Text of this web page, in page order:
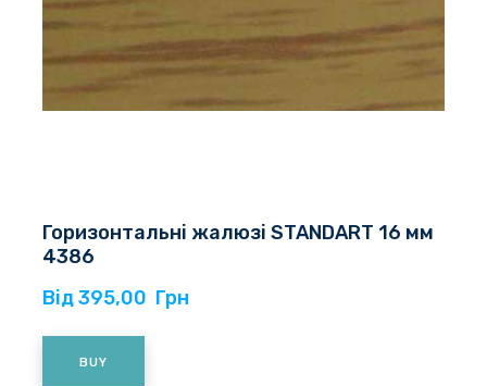
Горизонтальні жалюзі STANDART 16 мм
4386
Від 395,00  Грн
BUY